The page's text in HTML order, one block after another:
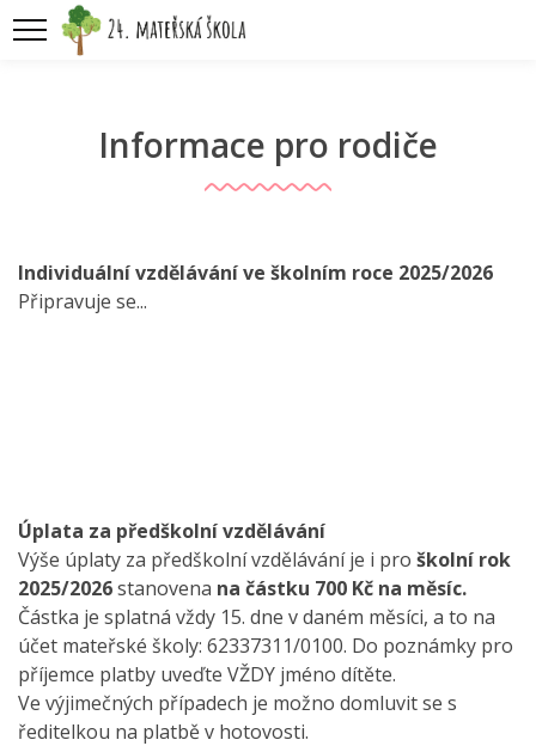
Informace pro rodiče
Individuální vzdělávání ve školním roce 2025/2026
Připravuje se...
Úplata za předškolní vzdělávání
Výše úplaty za předškolní vzdělávání je i pro školní rok
2025/2026stanovena na částku 700 Kč na měsíc.
Částka je splatná vždy 15. dne v daném měsíci, a to na
účet mateřské školy: 62337311/0100. Do poznámky pro
příjemce platby uveďte VŽDY jméno dítěte.
Ve výjimečných případech je možno domluvit se s
ředitelkou na platbě v hotovosti.